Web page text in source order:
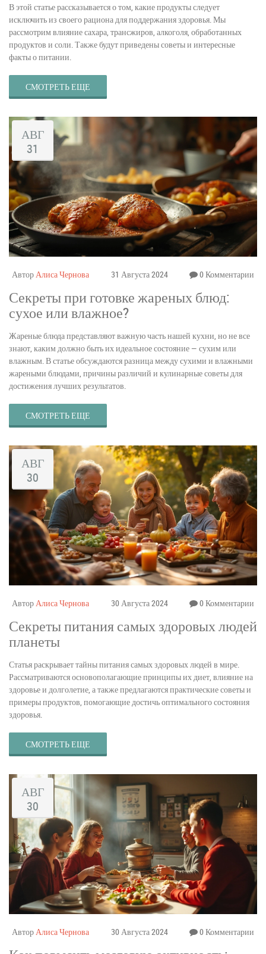
В этой статье рассказывается о том, какие продукты следует
исключить из своего рациона для поддержания здоровья. Мы
рассмотрим влияние сахара, трансжиров, алкоголя, обработанных
продуктов и соли. Также будут приведены советы и интересные
факты о питании.
СМОТРЕТЬ ЕЩЕ
АВГ
31
АвторАлиса Чернова 31 Августа 2024 0 Комментарии
Секреты при готовке жареных блюд:
сухое или влажное?
Жареные блюда представляют важную часть нашей кухни, но не все
знают, каким должно быть их идеальное состояние — сухим или
влажным. В статье обсуждаются разница между сухими и влажными
жареными блюдами, причины различий и кулинарные советы для
достижения лучших результатов.
СМОТРЕТЬ ЕЩЕ
АВГ
30
АвторАлиса Чернова 30 Августа 2024 0 Комментарии
Секреты питания самых здоровых людей
планеты
Статья раскрывает тайны питания самых здоровых людей в мире.
Рассматриваются основополагающие принципы их диет, влияние на
здоровье и долголетие, а также предлагаются практические советы и
примеры продуктов, помогающие достичь оптимального состояния
здоровья.
СМОТРЕТЬ ЕЩЕ
АВГ
30
АвторАлиса Чернова 30 Августа 2024 0 Комментарии